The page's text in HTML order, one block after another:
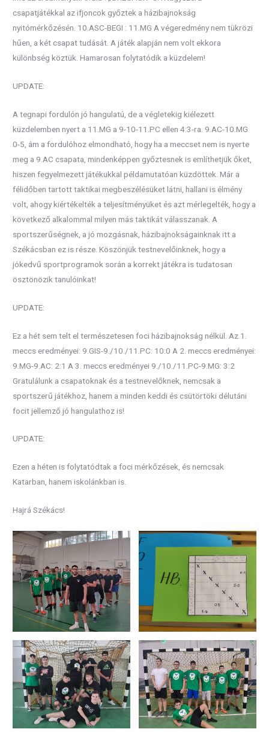
csapatjátékkal az ifjoncok győztek a házibajnokság
nyitómérkőzésén. 10.ASC-BEGI : 11.MG A végeredmény nem tükrözi
hűen, a két csapat tudását. A játék alapján nem volt ekkora
különbség köztük. Hamarosan folytatódik a küzdelem!
UPDATE:
A tegnapi fordulón jó hangulatú, de a végletekig kiélezett
küzdelemben nyert a 11.MG a 9-10-11.PC ellen 4:3-ra. 9.AC-10.MG
0-5, ám a fordulóhoz elmondható, hogy ha a meccset nem is nyerte
meg a 9.AC csapata, mindenképpen győztesnek is említhetjük őket,
hiszen fegyelmezett játékukkal példamutatóan küzdöttek. Már a
félidőben tartott taktikai megbeszélésüket látni, hallani is élmény
volt, ahogy kiértékelték a teljesítményüket és azt mérlegelték, hogy a
következő alkalommal milyen más taktikát válasszanak. A
sportszerűségnek, a jó mozgásnak, házibajnokságainknak itt a
Székácsban ez is része. Köszönjük testnevelőinknek, hogy a
jókedvű sportprogramok során a korrekt játékra is tudatosan
ösztönözik tanulóinkat!
UPDATE:
Ez a hét sem telt el természetesen foci házibajnokság nélkül. Az 1.
meccs eredményei: 9.GIS-9./10./11.PC: 10:0 A 2. meccs eredményei:
9.MG-9.AC: 2:1 A 3. meccs eredményei 9./10./11.PC-9.MG: 3:2
Gratulálunk a csapatoknak és a testnevelőknek, nemcsak a
sportszerű játékhoz, hanem a minden keddi és csütörtöki délutáni
focit jellemző jó hangulathoz is!
UPDATE:
Ezen a héten is folytatódtak a foci mérkőzések, és nemcsak
Katarban, hanem iskolánkban is.
Hajrá Székács!